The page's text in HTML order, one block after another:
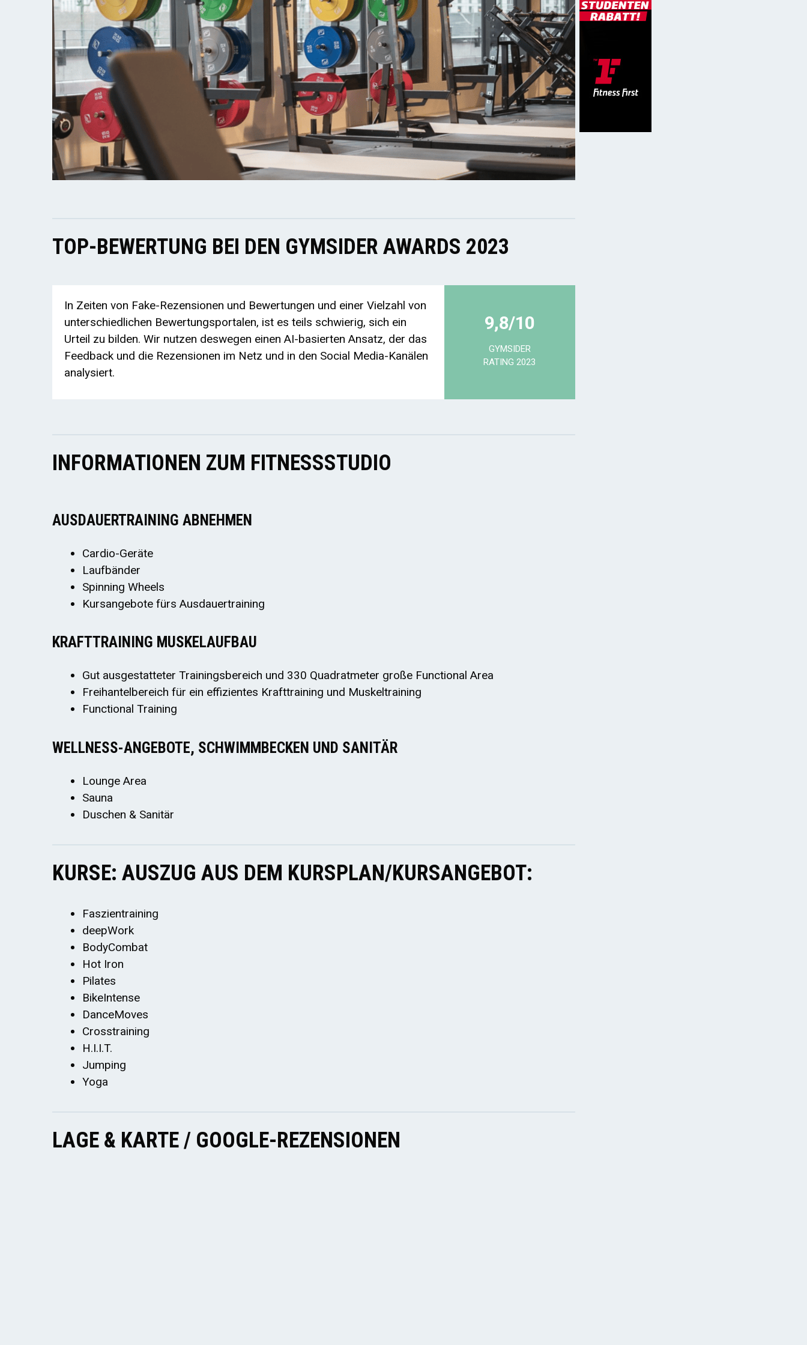
TOP-BEWERTUNG BEI DEN GYMSIDER AWARDS 2023
In Zeiten von Fake-Rezensionen und Bewertungen und einer Vielzahl von
unterschiedlichen Bewertungsportalen, ist es teils schwierig, sich ein
Urteil zu bilden. Wir nutzen deswegen einen AI-basierten Ansatz, der das
Feedback und die Rezensionen im Netz und in den Social Media-Kanälen
analysiert.
9,8/10
GYMSIDER
RATING 2023
INFORMATIONEN ZUM FITNESSSTUDIO
AUSDAUERTRAINING ABNEHMEN
Cardio-Geräte
Laufbänder
Spinning Wheels
Kursangebote fürs Ausdauertraining
KRAFTTRAINING MUSKELAUFBAU
Gut ausgestatteter Trainingsbereich und 330 Quadratmeter große Functional Area
Freihantelbereich für ein effizientes Krafttraining und Muskeltraining
Functional Training
WELLNESS-ANGEBOTE, SCHWIMMBECKEN UND SANITÄR
Lounge Area
Sauna
Duschen & Sanitär
KURSE: AUSZUG AUS DEM KURSPLAN/KURSANGEBOT:
Faszientraining
deepWork
BodyCombat
Hot Iron
Pilates
BikeIntense
DanceMoves
Crosstraining
H.I.I.T.
Jumping
Yoga
LAGE & KARTE / GOOGLE-REZENSIONEN